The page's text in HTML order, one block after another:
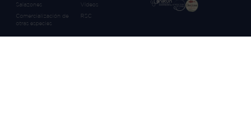
Salazones
Comercialización de
otras especies
Vídeos
RSC